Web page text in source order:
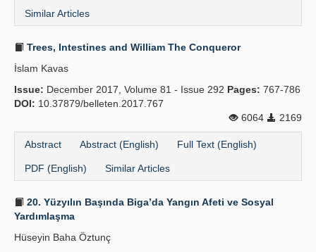
Similar Articles
Trees, Intestines and William The Conqueror
İslam Kavas
Issue: December 2017, Volume 81 - Issue 292 Pages: 767-786
DOI: 10.37879/belleten.2017.767
6064
2169
Abstract Abstract (English) Full Text (English)
PDF (English) Similar Articles
20. Yüzyılın Başında Biga’da Yangın Afeti ve Sosyal
Yardımlaşma
Hüseyin Baha Öztunç